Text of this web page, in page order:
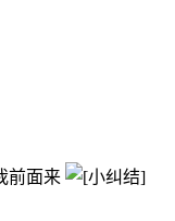
前面来